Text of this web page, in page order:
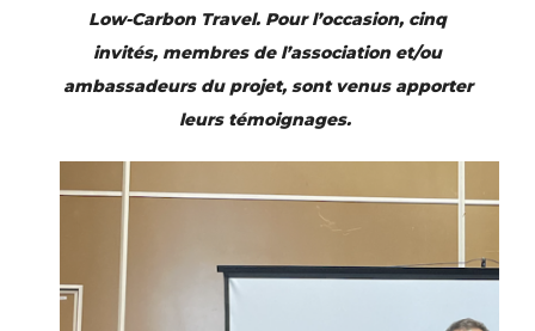
Low-Carbon Travel. Pour l’occasion, cinq
invités, membres de l’association et/ou
ambassadeurs du projet, sont venus apporter
leurs témoignages.